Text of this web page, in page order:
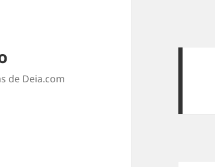
de Deia.com